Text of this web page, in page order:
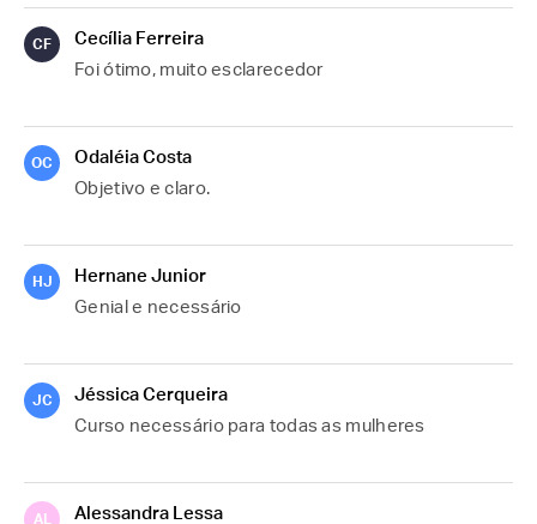
CF
Cecília Ferreira
Foi ótimo, muito esclarecedor
OC
Odaléia Costa
Objetivo e claro.
HJ
Hernane Junior
Genial e necessário
JC
Jéssica Cerqueira
Curso necessário para todas as mulheres
AL
Alessandra Lessa